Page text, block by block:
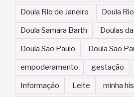
Doula Rio de Janeiro Doula
Doula Samara Barth Doulas
Doula São Paulo Doula São
empoderamento gestação
Informação Leite minha